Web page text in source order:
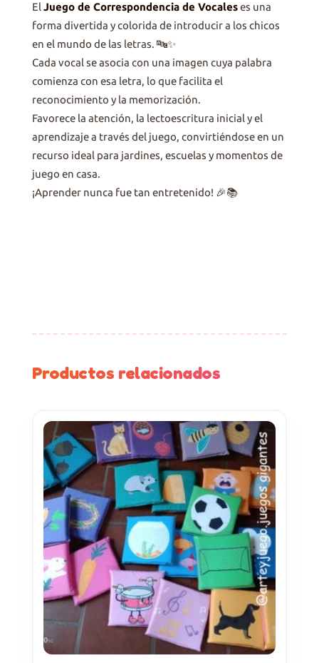
El Juego de Correspondencia de Vocaleses una
forma divertida y colorida de introducir a los chicos
en el mundo de las letras. 🔤✨
Cada vocal se asocia con una imagen cuya palabra
comienza con esa letra, lo que facilita el
reconocimiento y la memorización.
Favorece la atención, la lectoescritura inicial y el
aprendizaje a través del juego, convirtiéndose en un
recurso ideal para jardines, escuelas y momentos de
juego en casa.
¡Aprender nunca fue tan entretenido! 🎉📚
Productos relacionados